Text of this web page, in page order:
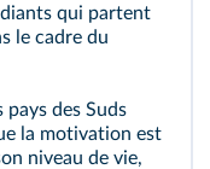
qui partent
le cadre du
pays des Suds
la motivation est
niveau de vie,